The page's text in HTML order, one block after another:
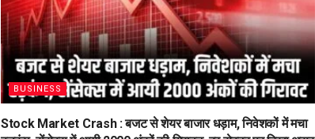
BUSINESS
Stock Market Crash : बजट से शेयर बाजार धड़ाम, निवेशकों में मचा